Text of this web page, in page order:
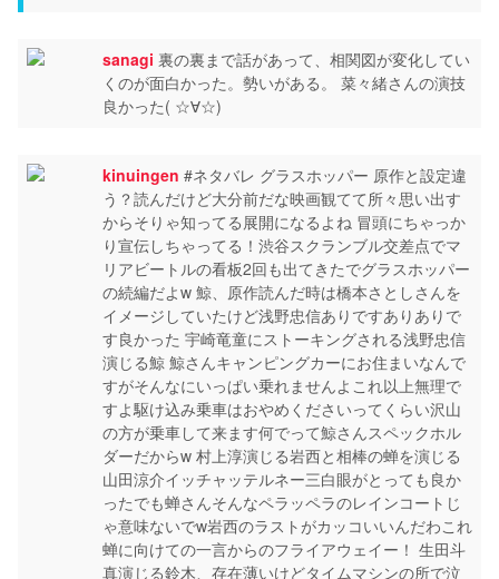
sanagi 裏の裏まで話があって、相関図が変化してい
くのが面白かった。勢いがある。 菜々緒さんの演技
良かった( ☆∀☆)
kinuingen #ネタバレ グラスホッパー 原作と設定違
う？読んだけど大分前だな映画観てて所々思い出す
からそりゃ知ってる展開になるよね 冒頭にちゃっか
り宣伝しちゃってる！渋谷スクランブル交差点でマ
リアビートルの看板2回も出てきたでグラスホッパー
の続編だよw 鯨、原作読んだ時は橋本さとしさんを
イメージしていたけど浅野忠信ありですありありで
す良かった 宇崎竜童にストーキングされる浅野忠信
演じる鯨 鯨さんキャンピングカーにお住まいなんで
すがそんなにいっぱい乗れませんよこれ以上無理で
すよ駆け込み乗車はおやめくださいってくらい沢山
の方が乗車して来ます何でって鯨さんスペックホル
ダーだからw 村上淳演じる岩西と相棒の蝉を演じる
山田涼介イッチャッテルネー三白眼がとっても良か
ったでも蝉さんそんなペラッペラのレインコートじ
ゃ意味ないでw岩西のラストがカッコいいんだわこれ
蝉に向けての一言からのフライアウェイー！ 生田斗
真演じる鈴木、存在薄いけどタイムマシンの所で泣